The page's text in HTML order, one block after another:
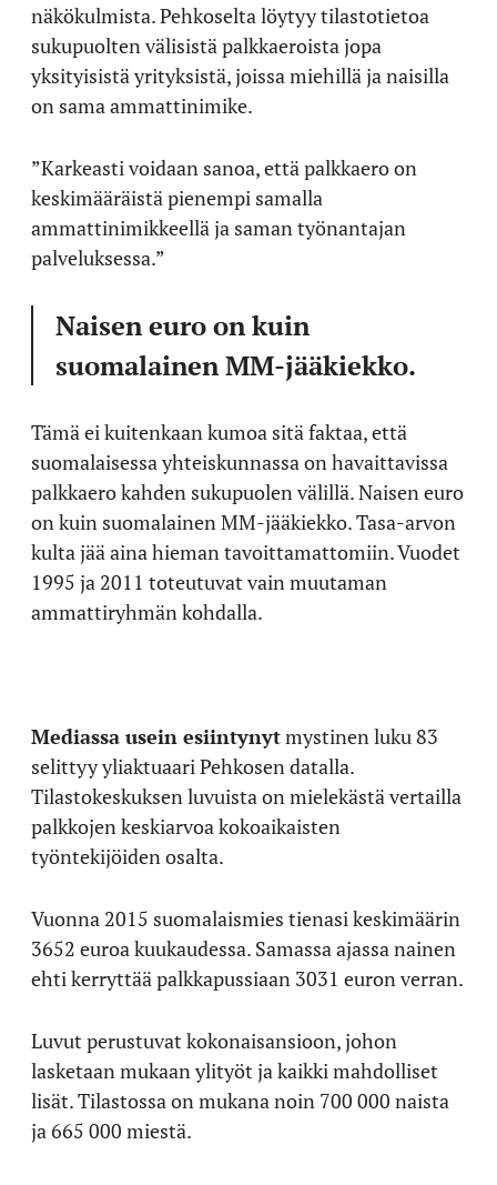
näkökulmista. Pehkoselta löytyy tilastotietoa
sukupuolten välisistä palkkaeroista jopa
yksityisistä yrityksistä, joissa miehillä ja naisilla
on sama ammattinimike.
”Karkeasti voidaan sanoa, että palkkaero on
keskimääräistä pienempi samalla
ammattinimikkeellä ja saman työnantajan
palveluksessa.”
Naisen euro on kuin
suomalainen MM-jääkiekko.
Tämä ei kuitenkaan kumoa sitä faktaa, että
suomalaisessa yhteiskunnassa on havaittavissa
palkkaero kahden sukupuolen välillä. Naisen euro
on kuin suomalainen MM-jääkiekko. Tasa-arvon
kulta jää aina hieman tavoittamattomiin. Vuodet
1995 ja 2011 toteutuvat vain muutaman
ammattiryhmän kohdalla.
Mediassa usein esiintynytmystinen luku 83
selittyy yliaktuaari Pehkosen datalla.
Tilastokeskuksen luvuista on mielekästä vertailla
palkkojen keskiarvoa kokoaikaisten
työntekijöiden osalta.
Vuonna 2015 suomalaismies tienasi keskimäärin
3652 euroa kuukaudessa. Samassa ajassa nainen
ehti kerryttää palkkapussiaan 3031 euron verran.
Luvut perustuvat kokonaisansioon, johon
lasketaan mukaan ylityöt ja kaikki mahdolliset
lisät. Tilastossa on mukana noin 700 000 naista
ja 665 000 miestä.